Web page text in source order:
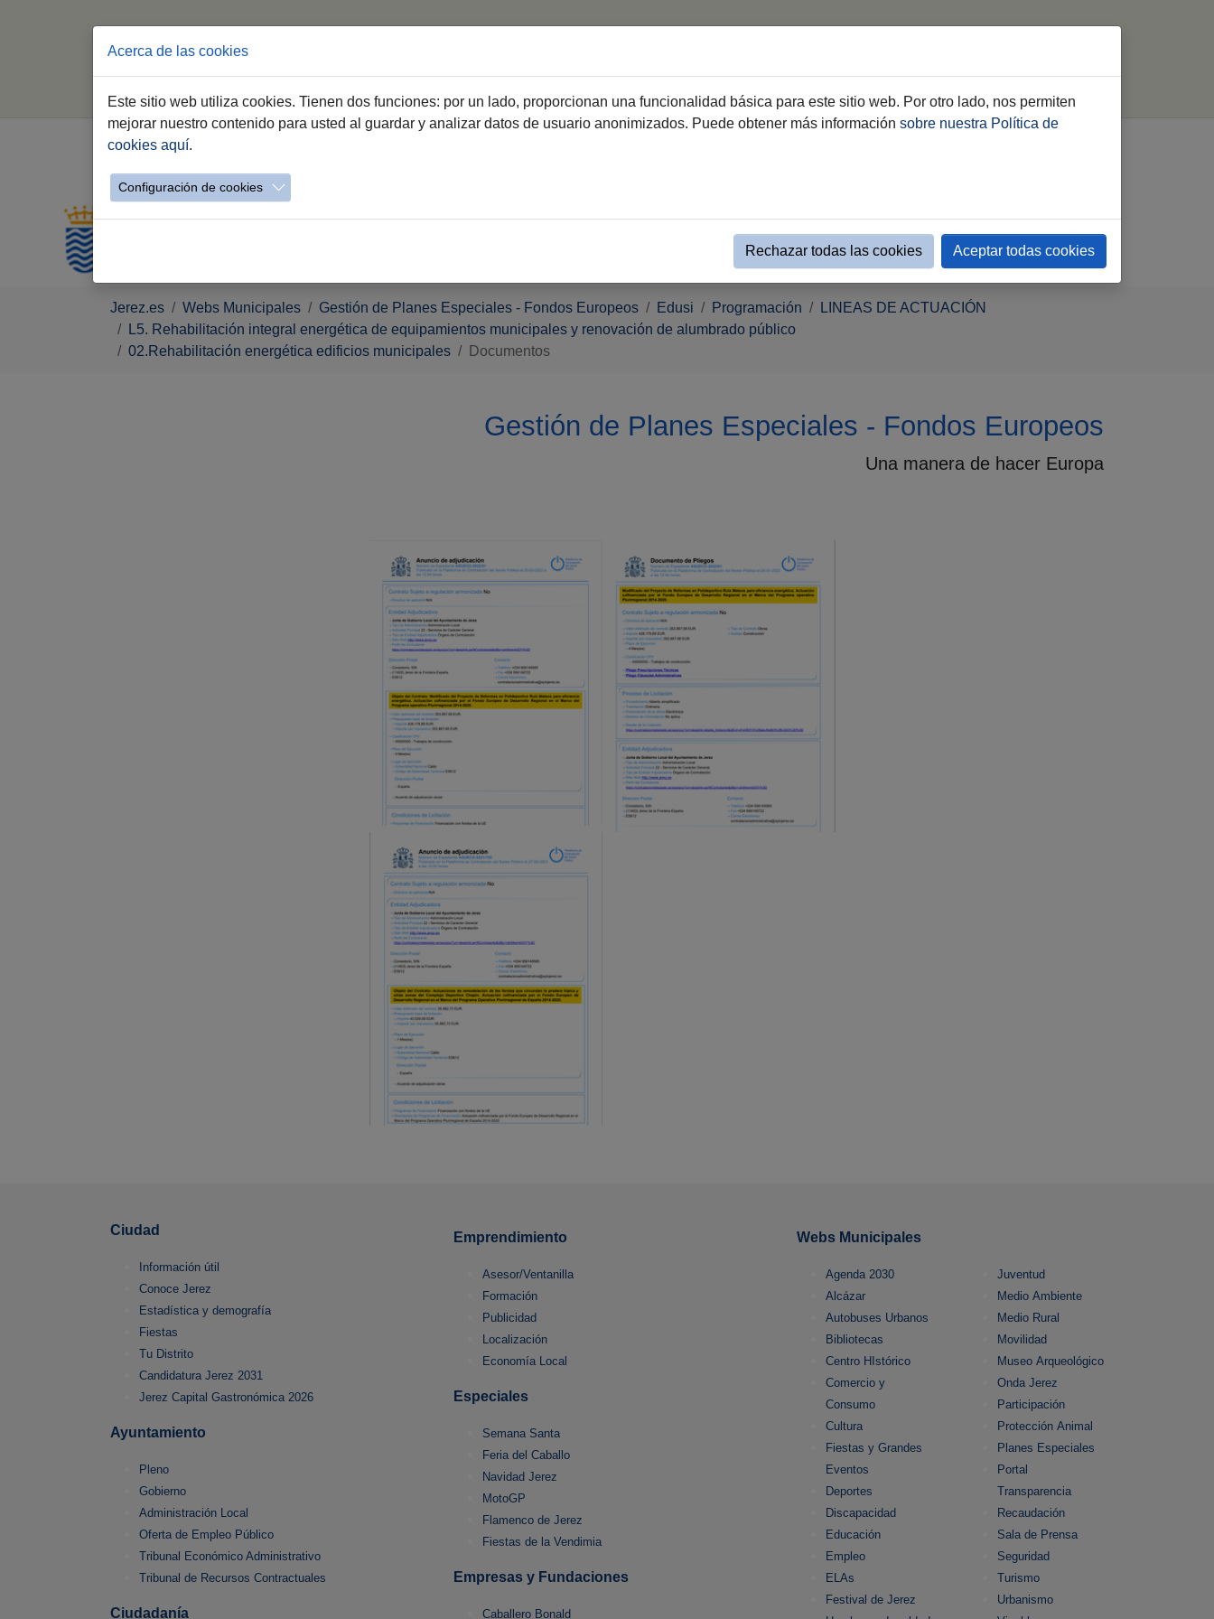
Jerez.es Webs Municipales Gestión de Planes Especiales - Fondos Europeos Edusi Programación
LINEAS DE ACTUACIÓN
L5. Rehabilitación integral energética de equipamientos municipales y renovación de alumbrado público
02.Rehabilitación energética edificios municipales
Documentos
Gestión de Planes Especiales - Fondos Europeos
Una manera de hacer Europa
Ciudad
Información útil
Conoce Jerez
Estadística y demografía
Fiestas
Tu Distrito
Candidatura Jerez 2031
Jerez Capital Gastronómica 2026
Ayuntamiento
Pleno
Gobierno
Administración Local
Oferta de Empleo Público
Tribunal Económico Administrativo
Tribunal de Recursos Contractuales
Ciudadanía
Emprendimiento
Asesor/Ventanilla
Formación
Publicidad
Localización
Economía Local
Especiales
Semana Santa
Feria del Caballo
Navidad Jerez
MotoGP
Flamenco de Jerez
Fiestas de la Vendimia
Empresas y Fundaciones
Caballero Bonald
Webs Municipales
Agenda 2030
Alcázar
Autobuses Urbanos
Bibliotecas
Centro HIstórico
Comercio y
Consumo
Cultura
Fiestas y Grandes
Eventos
Deportes
Discapacidad
Educación
Empleo
ELAs
Festival de Jerez
Juventud
Medio Ambiente
Medio Rural
Movilidad
Museo Arqueológico
Onda Jerez
Participación
Protección Animal
Planes Especiales
Portal
Transparencia
Recaudación
Sala de Prensa
Seguridad
Turismo
Urbanismo
Acerca de las cookies
Este sitio web utiliza cookies. Tienen dos funciones: por un lado, proporcionan una funcionalidad básica para este sitio web. Por otro lado, nos permiten
mejorar nuestro contenido para usted al guardar y analizar datos de usuario anonimizados. Puede obtener más información sobre nuestra Política de
cookies aquí.
Configuración de cookies
Rechazar todas las cookies Aceptar todas cookies